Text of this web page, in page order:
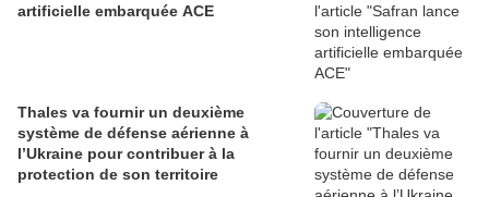
artificielle embarquée ACE
Thales va fournir un deuxième
système de défense aérienne à
l’Ukraine pour contribuer à la
protection de son territoire